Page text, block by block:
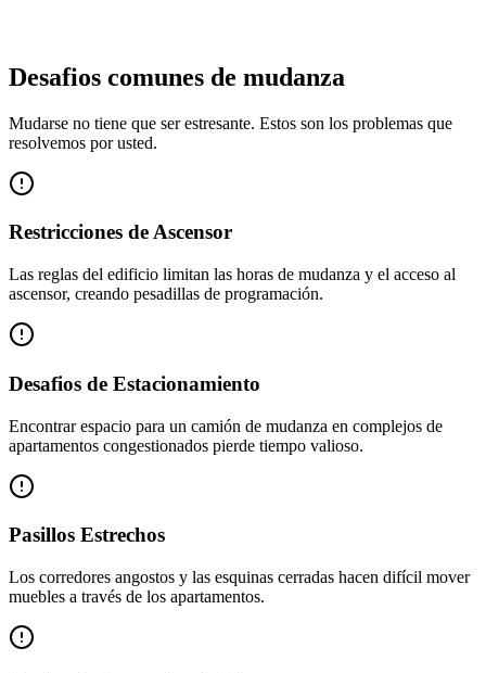
Desafios comunes de mudanza
Mudarse no tiene que ser estresante. Estos son los problemas que
resolvemos por usted.
Restricciones de Ascensor
Las reglas del edificio limitan las horas de mudanza y el acceso al
ascensor, creando pesadillas de programación.
Desafios de Estacionamiento
Encontrar espacio para un camión de mudanza en complejos de
apartamentos congestionados pierde tiempo valioso.
Pasillos Estrechos
Los corredores angostos y las esquinas cerradas hacen difícil mover
muebles a través de los apartamentos.